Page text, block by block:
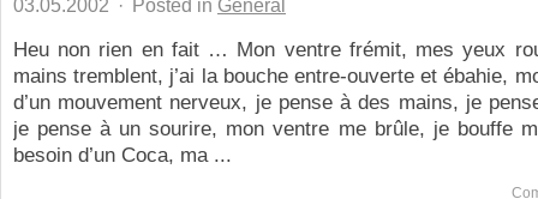
03.05.2002 · Posted in General
Heu non rien en fait … Mon ventre frémit, mes yeux
mains tremblent, j’ai la bouche entre-ouverte et ébahie,
d’un mouvement nerveux, je pense à des mains, je
je pense à un sourire, mon ventre me brûle, je bouffe
besoin d’un Coca, ma ...